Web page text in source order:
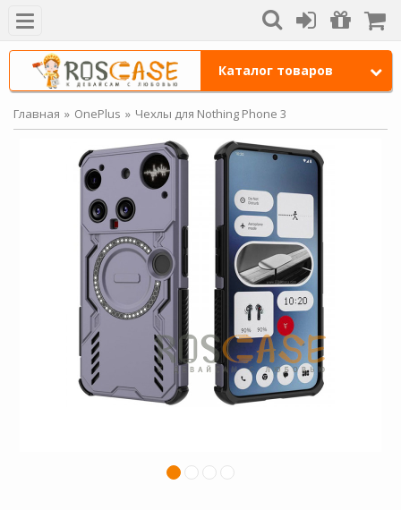
Каталог товаров
Главная OnePlus Чехлы для Nothing Phone 3